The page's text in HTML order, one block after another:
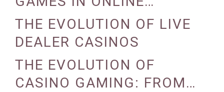
CASINOS
THE EVOLUTION OF LIVE
DEALER CASINOS
THE EVOLUTION OF
CASINO GAMING: FROM